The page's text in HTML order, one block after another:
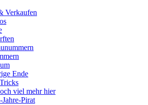
Verkaufen
Ende
viel mehr hier
Jahre-Pirat